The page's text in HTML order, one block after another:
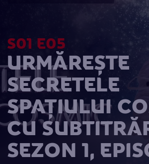
S01 E05
URMĂREȘTE
SECRETELE
SPAŢIULUI
CU
SEZON 1,